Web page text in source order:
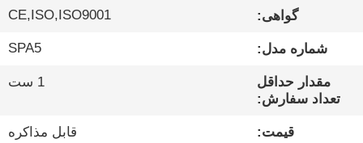
کارخانه
گواهی: CE,ISO,ISO9001
شماره مدل: SPA5
مقدار حداقل
تعداد سفارش:
1 ست
قیمت: قابل مذاکره